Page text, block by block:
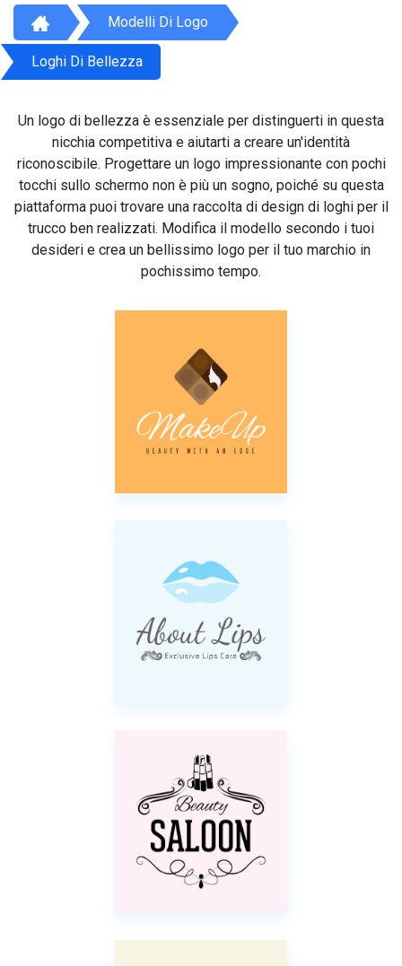
Modelli Di Logo
Loghi Di Bellezza
Un logo di bellezza è essenziale per distinguerti in questa
nicchia competitiva e aiutarti a creare un'identità
riconoscibile. Progettare un logo impressionante con pochi
tocchi sullo schermo non è più un sogno, poiché su questa
piattaforma puoi trovare una raccolta di design di loghi per il
trucco ben realizzati. Modifica il modello secondo i tuoi
desideri e crea un bellissimo logo per il tuo marchio in
pochissimo tempo.